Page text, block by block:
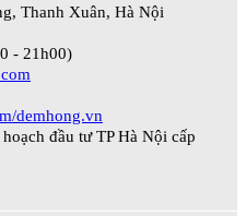
Thanh Xuân, Hà Nội
- 21h00)
demhong.vn
đầu tư TP Hà Nội cấp